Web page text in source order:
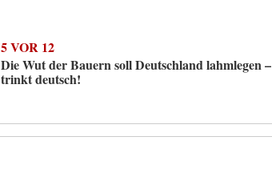
5 VOR 12
Die Wut der Bauern soll Deutschland lahmlegen –
trinkt deutsch!